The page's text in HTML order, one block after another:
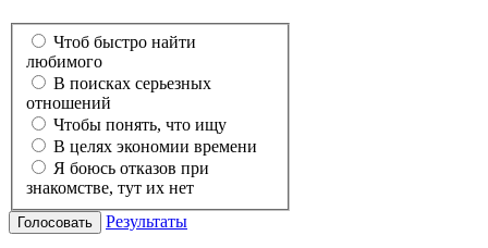
Чтоб быстро найти
любимого
В поисках серьезных
отношений
Чтобы понять, что ищу
В целях экономии времени
Я боюсь отказов при
знакомстве, тут их нет
Результаты